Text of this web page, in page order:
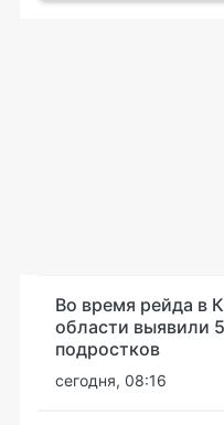
Во время рейда в
области выявили
подростков
сегодня, 08:16